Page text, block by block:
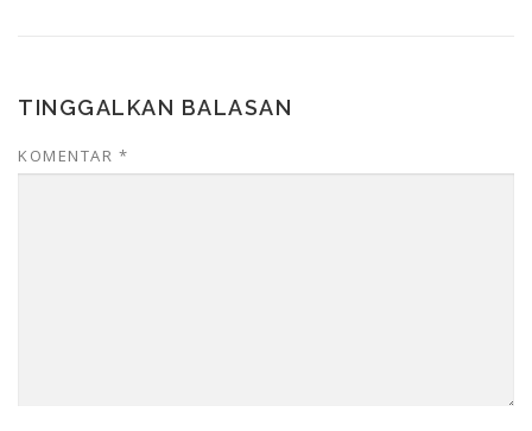
TINGGALKAN BALASAN
KOMENTAR *